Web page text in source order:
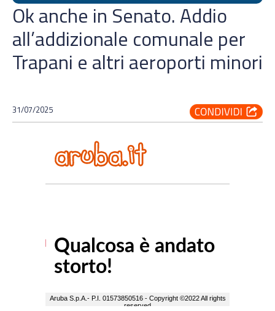
Ok anche in Senato. Addio
all’addizionale comunale per
Trapani e altri aeroporti minori
31/07/2025